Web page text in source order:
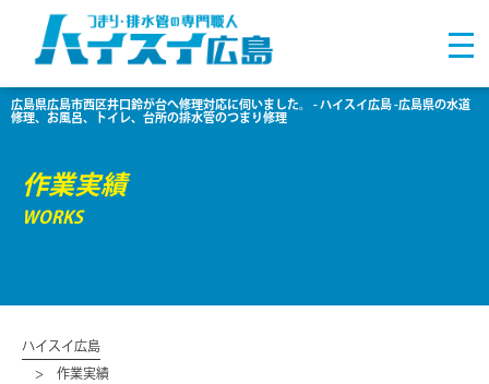
広島県広島市西区井口鈴が台へ修理対応に伺いました。 - ハイスイ広島 -広島県の水道
修理、お風呂、トイレ、台所の排水管のつまり修理
作業実績
WORKS
ハイスイ広島
作業実績